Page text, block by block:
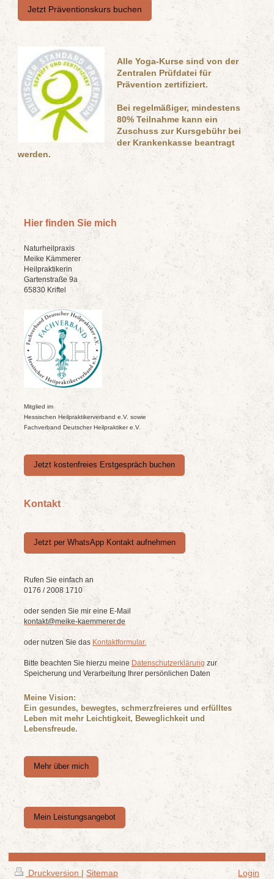
Jetzt Präventionskurs buchen
Alle Yoga-Kurse sind von der
Zentralen Prüfdatei für
Prävention zertifiziert.
Bei regelmäßiger, mindestens
80% Teilnahme kann ein
Zuschuss zur Kursgebühr bei
der Krankenkasse beantragt
werden.
Hier finden Sie mich
Naturheilpraxis
Meike Kämmerer
Heilpraktikerin
Gartenstraße 9a
65830 Kriftel
Mitglied im
Hessischen Heilpraktikerverband e.V. sowie
Fachverband Deutscher Heilpraktiker e.V.
Jetzt kostenfreies Erstgespräch buchen
Kontakt
Jetzt per WhatsApp Kontakt aufnehmen
Rufen Sie einfach an
0176 / 2008 1710
oder senden Sie mir eine E-Mail
kontakt@meike-kaemmerer.de
oder nutzen Sie das Kontaktformular.
Bitte beachten Sie hierzu meine Datenschutzerklärung zur
Speicherung und Verarbeitung Ihrer persönlichen Daten
Meine Vision:
Ein gesundes, bewegtes, schmerzfreieres und erfülltes
Leben mit mehr Leichtigkeit, Beweglichkeit und
Lebensfreude.
Mehr über mich
Mein Leistungsangebot
Druckversion | Sitemap Login